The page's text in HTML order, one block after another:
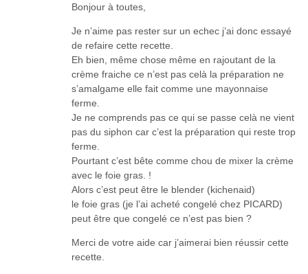
Bonjour à toutes,
Je n’aime pas rester sur un echec j’ai donc essayé
de refaire cette recette.
Eh bien, même chose même en rajoutant de la
crème fraiche ce n’est pas celà la préparation ne
s’amalgame elle fait comme une mayonnaise
ferme.
Je ne comprends pas ce qui se passe celà ne vient
pas du siphon car c’est la préparation qui reste trop
ferme.
Pourtant c’est bête comme chou de mixer la crème
avec le foie gras. !
Alors c’est peut être le blender (kichenaid)
le foie gras (je l’ai acheté congelé chez PICARD)
peut être que congelé ce n’est pas bien ?
Merci de votre aide car j’aimerai bien réussir cette
recette.